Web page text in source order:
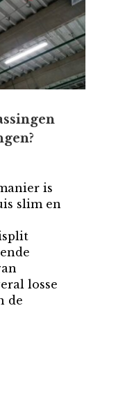
is
slim en
losse
de